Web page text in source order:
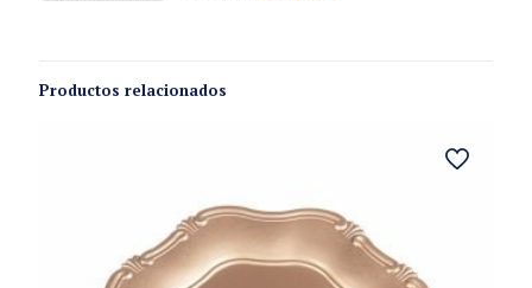
Productos relacionados